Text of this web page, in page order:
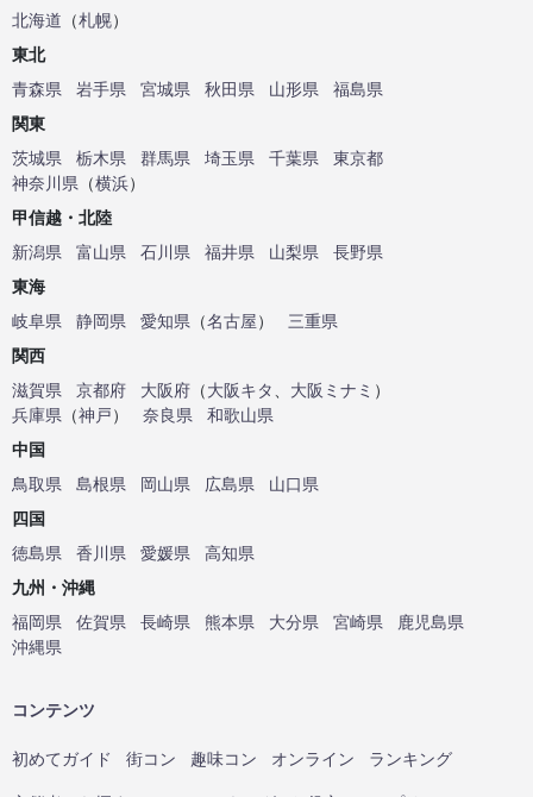
北海道 （札幌）
東北
青森県
岩手県 宮城県 秋田県 山形県
福島県
関東
茨城県
栃木県 群馬県 埼玉県 千葉県
東京都
神奈川県 （横浜）
甲信越・北陸
新潟県
富山県 石川県 福井県 山梨県
長野県
東海
岐阜県
静岡県 愛知県 （名古屋）
三重県
関西
滋賀県
京都府 大阪府 （大阪キタ、 大阪ミナミ ）
兵庫県 （神戸） 奈良県
和歌山県
中国
鳥取県
島根県 岡山県 広島県
山口県
四国
徳島県
香川県 愛媛県
高知県
九州・沖縄
福岡県
佐賀県 長崎県 熊本県 大分県 宮崎県
鹿児島県
沖縄県
コンテンツ
初めてガイド 街コン 趣味コン オンライン ランキング